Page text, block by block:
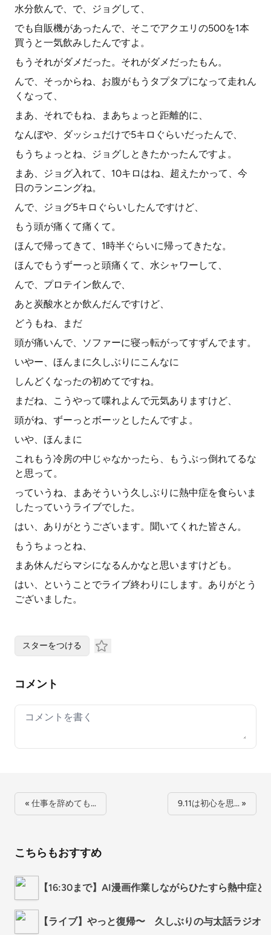
水分飲んで、で、ジョグして、
でも自販機があったんで、そこでアクエリの500を1本
買うと一気飲みしたんですよ。
もうそれがダメだった。それがダメだったもん。
んで、そっからね、お腹がもうタプタプになって走れん
くなって、
まあ、それでもね、まあちょっと距離的に、
なんぼや、ダッシュだけで5キロぐらいだったんで、
もうちょっとね、ジョグしときたかったんですよ。
まあ、ジョグ入れて、10キロはね、超えたかって、今
日のランニングね。
んで、ジョグ5キロぐらいしたんですけど、
もう頭が痛くて痛くて。
ほんで帰ってきて、1時半ぐらいに帰ってきたな。
ほんでもうずーっと頭痛くて、水シャワーして、
んで、プロテイン飲んで、
あと炭酸水とか飲んだんですけど、
どうもね、まだ
頭が痛いんで、ソファーに寝っ転がってすずんでます。
いやー、ほんまに久しぶりにこんなに
しんどくなったの初めてですね。
まだね、こうやって喋れよんで元気ありますけど、
頭がね、ずーっとボーッとしたんですよ。
いや、ほんまに
これもう冷房の中じゃなかったら、もうぶっ倒れてるな
と思って。
っていうね、まあそういう久しぶりに熱中症を食らいま
したっていうライブでした。
はい、ありがとうございます。聞いてくれた皆さん。
もうちょっとね、
まあ休んだらマシになるんかなと思いますけども。
はい、ということでライブ終わりにします。ありがとう
ございました。
スターをつける
コメント
Your comment
« 仕事を辞めても… 9.11は初心を思… »
こちらもおすすめ
【16:30まで】AI漫画作業しながらひたすら熱中症
【ライブ】やっと復帰〜 久しぶりの与太話ラジオ